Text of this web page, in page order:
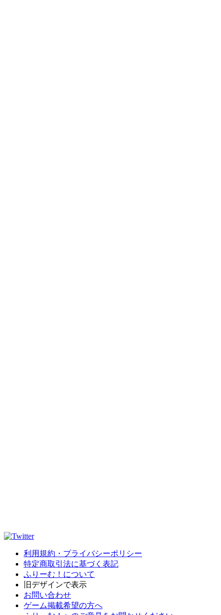
利用規約・プライバシーポリシー
特定商取引法に基づく表記
ふりーむ！について
旧デザインで表示
お問い合わせ
ゲーム掲載希望の方へ